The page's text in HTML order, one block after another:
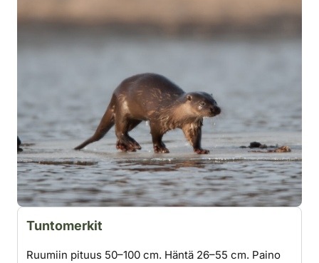
Tuntomerkit
Ruumiin pituus 50–100 cm. Häntä 26–55 cm. Paino